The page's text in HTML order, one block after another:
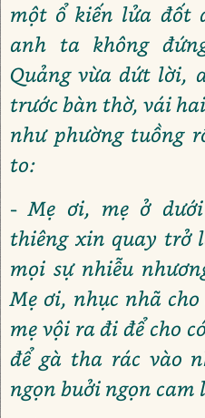
một ổ kiến lửa đốt
anh ta không
Quảng vừa dứt lời,
trước bàn thờ, vái
như phường tuồng
to:
- Mẹ ơi, mẹ ở
thiêng xin quay trở
mọi sự nhiễu
Mẹ ơi, nhục nhã
mẹ vội ra đi để cho
để gà tha rác vào
ngọn buởi ngọn cam